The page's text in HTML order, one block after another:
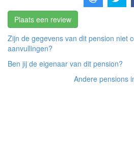
Plaats een review
Zijn de gegevens van dit pension niet
aanvullingen?
Ben jij de eigenaar van dit pension?
Andere pensions